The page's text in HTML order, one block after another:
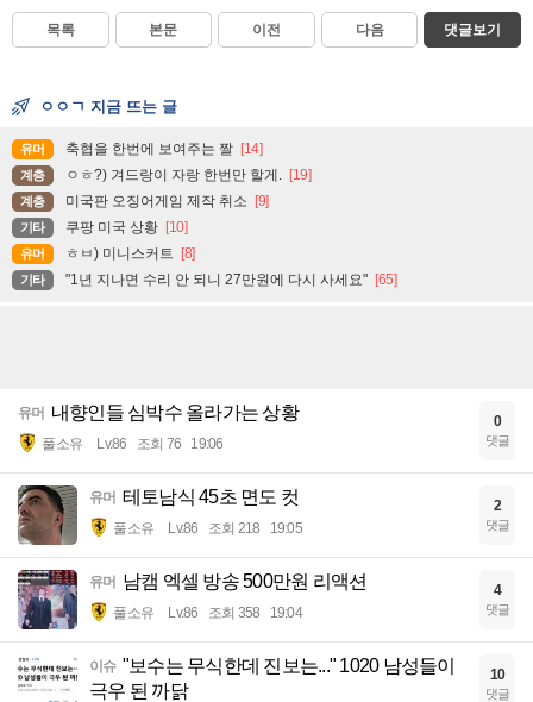
목록 본문 이전 다음 댓글보기
ㅇㅇㄱ 지금 뜨는 글
유머 축협을 한번에 보여주는 짤 [14]
계층 ㅇㅎ?) 겨드랑이 자랑 한번만 할게. [19]
계층 미국판 오징어게임 제작 취소 [9]
기타 쿠팡 미국 상황 [10]
유머 ㅎㅂ) 미니스커트 [8]
기타 "1년 지나면 수리 안 되니 27만원에 다시 사세요" [65]
유머 내향인들 심박수 올라가는 상황
풀소유 Lv.86 조회 76 19:06
0
댓글
유머 테토남식 45초 면도 컷
풀소유 Lv.86 조회 218 19:05
2
댓글
유머 남캠 엑셀 방송 500만원 리액션
풀소유 Lv.86 조회 358 19:04
4
댓글
이슈 "보수는 무식한데 진보는..." 1020 남성들이
극우 된 까닭
10
댓글